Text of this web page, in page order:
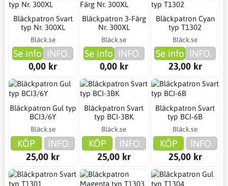
Bläckpatron Svart
typ Nr. 300XL
Bläck.se
Se info INFO.
0,00 kr
Bläckpatron 3-Färg
Nr. 300XL
Bläck.se
Se info INFO.
0,00 kr
Bläckpatron Cyan
typ T1302
Bläck.se
Se info INFO.
23,00 kr
Bläckpatron Gul typ
BCI3/6Y
Bläck.se
KÖP
INFO.
25,00 kr
Bläckpatron Svart
typ BCI-3BK
Bläck.se
KÖP
INFO.
25,00 kr
Bläckpatron Svart
typ BCI-6B
Bläck.se
KÖP
INFO.
25,00 kr